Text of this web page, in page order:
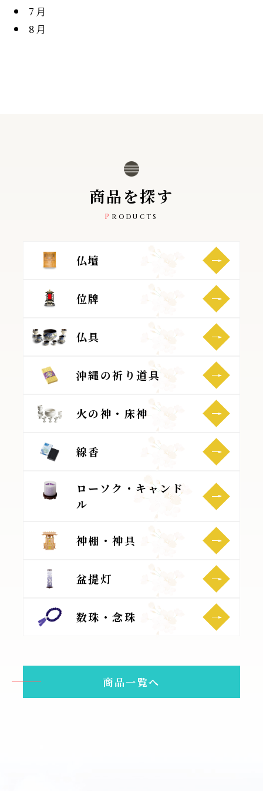
7月
8月
商品を探す
PRODUCTS
仏壇
位牌
仏具
沖縄の祈り道具
火の神・床神
線香
ローソク・キャンド
ル
神棚・神具
盆提灯
数珠・念珠
商品一覧へ